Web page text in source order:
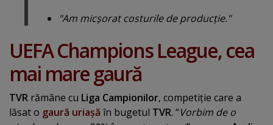
"Am micşorat costurile de producţie."
UEFA Champions League, cea
mai mare gaură
TVR rămâne cu Liga Campionilor, competiţie care a
lăsat o gaură uriaşă în bugetul TVR. “Vorbim de o